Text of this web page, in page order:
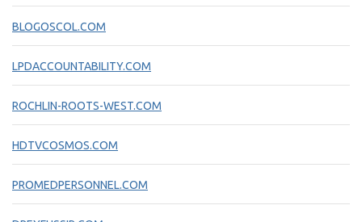
BLOGOSCOL.COM
LPDACCOUNTABILITY.COM
ROCHLIN-ROOTS-WEST.COM
HDTVCOSMOS.COM
PROMEDPERSONNEL.COM